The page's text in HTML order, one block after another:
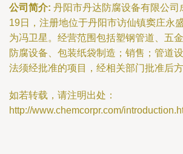
公司简介: 丹阳市丹达防腐设备有限公司
19日，注册地位于丹阳市访仙镇窦庄永
为冯卫星。经营范围包括塑钢管道、五
防腐设备、包装纸袋制造；销售；管道
法须经批准的项目，经相关部门批准后
如若转载，请注明出处：
http://www.chemcorpr.com/